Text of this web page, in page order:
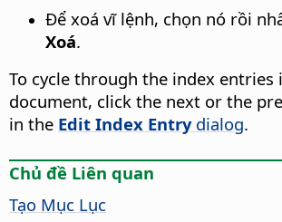
Để xoá vĩ lệnh, chọn nó rồi
Xoá.
To cycle through the index entries
document, click the next or the
in the Edit Index Entrydialog.
Chủ đề Liên quan
Tạo Mục Lục